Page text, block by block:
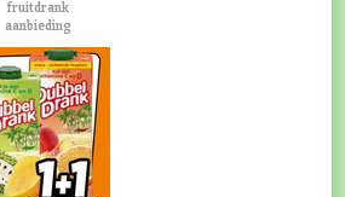
fruitdrank
aanbieding